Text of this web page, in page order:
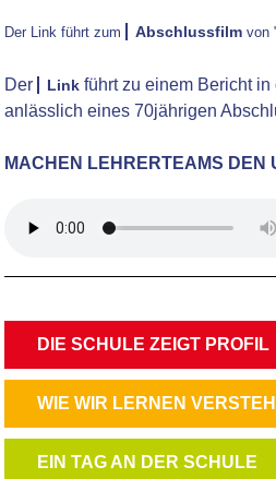
Der Link führt zum Abschlussfilm von
Der Link führt zu einem Bericht
anlässlich eines 70jährigen
MACHEN LEHRERTEAMS DEN
NAVIGATION
ÜBERSPRINGEN
DIE SCHULE ZEIGT PROFIL
NAVIGATION
ÜBERSPRINGEN
WIE WIR LERNEN
NAVIGATION
EIN TAG AN DER SCHULE